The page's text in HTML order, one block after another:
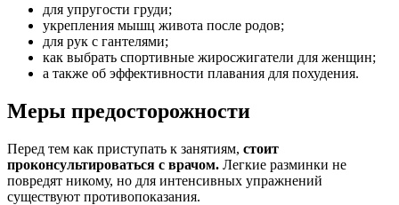
для упругости груди;
укрепления мышц живота после родов;
для рук с гантелями;
как выбрать спортивные жиросжигатели для женщин;
а также об эффективности плавания для похудения.
Меры предосторожности
Перед тем как приступать к занятиям, стоит
проконсультироваться с врачом. Легкие разминки не
повредят никому, но для интенсивных упражнений
существуют противопоказания.